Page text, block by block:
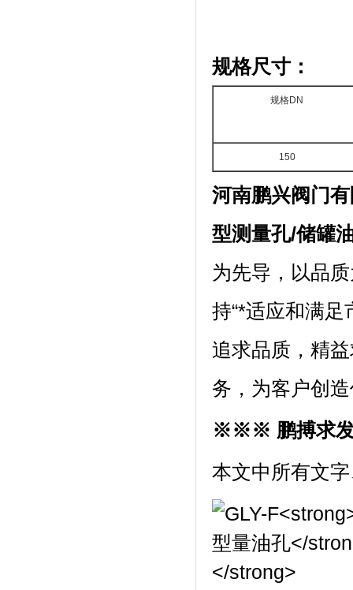
规格尺寸：
规格DN
150
河南鹏兴阀门
型测量孔/储罐
为先导，以品
持“*适应和满足
追求品质，精
务，为客户创
※※※ 鹏搏求
本文中所有文